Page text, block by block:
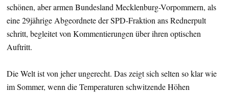
schönen, aber armen Bundesland Mecklenburg-Vorpommern, als
eine 29jährige Abgeordnete der SPD-Fraktion ans Rednerpult
schritt, begleitet von Kommentierungen über ihren optischen
Auftritt.
Die Welt ist von jeher ungerecht. Das zeigt sich selten so klar wie
im Sommer, wenn die Temperaturen schwitzende Höhen